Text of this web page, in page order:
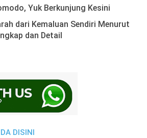
Yuk Berkunjung Kesini
dari Kemaluan Sendiri Menurut
dan Detail
DISINI